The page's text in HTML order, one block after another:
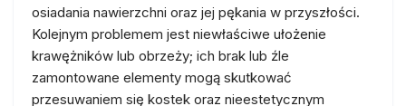
osiadania nawierzchni oraz jej pękania w przyszłości.
Kolejnym problemem jest niewłaściwe ułożenie
krawężników lub obrzeży; ich brak lub źle
zamontowane elementy mogą skutkować
przesuwaniem się kostek oraz nieestetycznym